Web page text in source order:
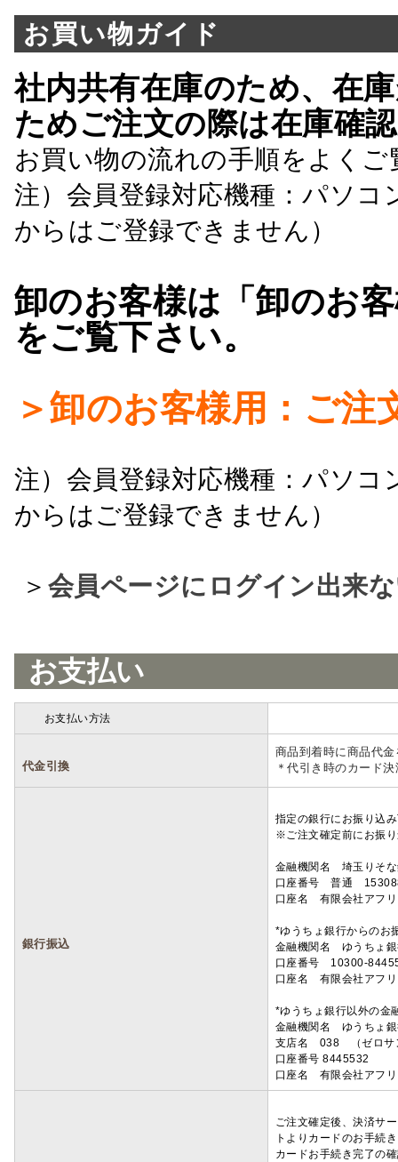
お買い物ガイド
社内共有在庫のため、在
ためご注文の際は在庫確
お買い物の流れの手順をよくご
注）会員登録対応機種：パソ
からはご登録できません）
卸のお客様は「卸のお
をご覧下さい。
＞卸のお客様用：ご注
注）会員登録対応機種：パソ
からはご登録できません）
＞ 会員ページにログイン出来
お支払い
お支払い方法
代金引換
商品到着時に商品代
＊代引き時のカード
銀行振込
指定の銀行にお振り込
※ご注文確定前にお振
金融機関名 埼玉りそ
口座番号 普通
口座名 有限会社アフ
*ゆうちょ銀行からのお
金融機関名 ゆうちょ
口座番号 10300-
口座名 有限会社アフ
*ゆうちょ銀行以外の金
金融機関名 ゆうちょ
支店名 038 （ゼロサ
口座番号 8445532
口座名 有限会社アフ
ご注文確定後、決済サ
トよりカードのお手続
カードお手続き完了の